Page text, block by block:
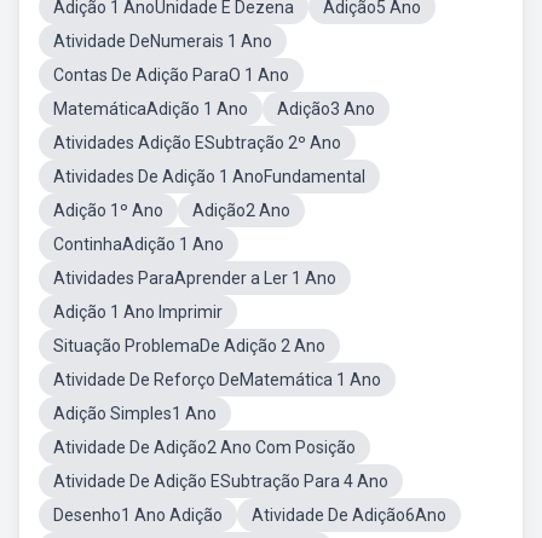
Adição 1 AnoUnidade E Dezena
Adição5 Ano
Atividade DeNumerais 1 Ano
Contas De Adição ParaO 1 Ano
MatemáticaAdição 1 Ano
Adição3 Ano
Atividades Adição ESubtração 2º Ano
Atividades De Adição 1 AnoFundamental
Adição 1º Ano
Adição2 Ano
ContinhaAdição 1 Ano
Atividades ParaAprender a Ler 1 Ano
Adição 1 Ano Imprimir
Situação ProblemaDe Adição 2 Ano
Atividade De Reforço DeMatemática 1 Ano
Adição Simples1 Ano
Atividade De Adição2 Ano Com Posição
Atividade De Adição ESubtração Para 4 Ano
Desenho1 Ano Adição
Atividade De Adição6Ano